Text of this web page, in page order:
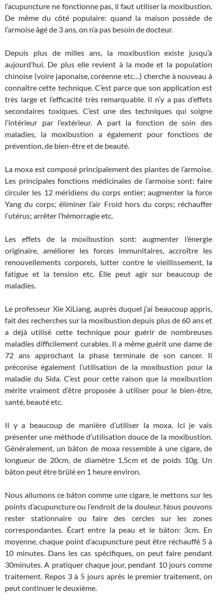
l’acupuncture ne fonctionne pas, il faut utiliser la moxibustion.
De même du côté populaire: quand la maison possède de
l’armoise âgé de 3 ans, on n’a pas besoin de docteur.
Depuis plus de milles ans, la moxibustion existe jusqu’à
aujourd’hui. De plus elle revient à la mode et la population
chinoise (voire japonaise, coréenne etc…) cherche à nouveau à
connaître cette technique. C’est parce que son application est
très large et l’efficacité très remarquable. Il n’y a pas d’effets
secondaires toxiques. C’est une des techniques qui soigne
l’intérieur par l’extérieur. A part la fonction de soin des
maladies, la moxibustion a également pour fonctions de
prévention, de bien-être et de beauté.
La moxa est composé principalement des plantes de l’armoise.
Les principales fonctions médicinales de l’armoise sont: faire
circuler les 12 méridiens du corps entier; augmenter la force
Yang du corps; éliminer l’air Froid hors du corps; réchauffer
l’utérus; arrêter l’hémorragie etc.
Les effets de la moxibustion sont: augmenter l’énergie
originaire, améliorer les forces immunitaires, accroître les
renouvellements corporels, lutter contre le vieillissement, la
fatigue et la tension etc. Elle peut agir sur beaucoup de
maladies.
Le professeur Xie XiLiang, auprès duquel j’ai beaucoup appris,
fait des recherches sur la moxibustion depuis plus de 60 ans et
a déjà utilisé cette technique pour guérir de nombreuses
maladies difficilement curables. Il a même guérit une dame de
72 ans approchant la phase terminale de son cancer. Il
préconise également l’utilisation de la moxibustion pour la
maladie du Sida. C’est pour cette raison que la moxibustion
mérite vraiment d’être proposée à utiliser pour le bien-être,
santé, beauté etc.
Il y a beaucoup de manière d’utiliser la moxa. Ici je vais
présenter une méthode d’utilisation douce de la moxibustion.
Généralement, un bâton de moxa ressemble à une cigare, de
longueur de 20cm, de diamètre 1,5cm et de poids 10g. Un
bâton peut être brûlé en 1 heure environ.
Nous allumons ce bâton comme une cigare, le mettons sur les
points d’acupuncture ou l’endroit de la douleur. Nous pouvons
rester stationnaire ou faire des cercles sur les zones
correspondantes. Écart entre la peau et le bâton: 3cm. En
moyenne, chaque point d’acupuncture peut être réchauffé 5 à
10 minutes. Dans les cas spécifiques, on peut faire pendant
30minutes. A pratiquer chaque jour, pendant 10 jours comme
traitement. Repos 3 à 5 jours après le premier traitement, on
peut continuer le deuxième.